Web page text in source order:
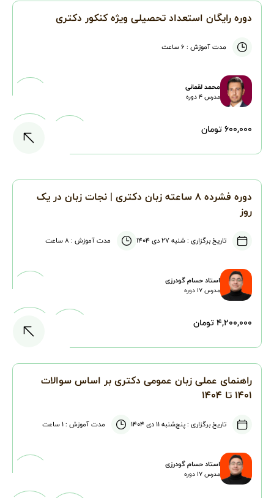
دوره رایگان استعداد تحصیلی ویژه کنکور دکتری
مدت آموزش : ۶ ساعت
محمد لقمانی
مدرس۴دوره
۶۰۰,۰۰۰ تومان
دوره فشرده ۸ ساعته زبان دکتری | نجات زبان در یک
روز
تاریخ برگزاری :شنبه ۲۷ دی ۱۴۰۴ مدت آموزش :۸ ساعت
استاد حسام گودرزی
مدرس۱۷دوره
۴,۲۰۰,۰۰۰ تومان
راهنمای عملی زبان عمومی دکتری بر اساس سوالات
۱۴۰۱ تا ۱۴۰۴
تاریخ برگزاری :پنج‌شنبه ۱۱ دی ۱۴۰۴ مدت آموزش :۱ ساعت
استاد حسام گودرزی
مدرس۱۷دوره